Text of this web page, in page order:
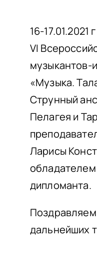
О
16-17.01.2021
VI
музыкантов-
«Музыка.
Струнный
Пелагея и
Ларисы
обладателем
дипломанта.
дальнейших